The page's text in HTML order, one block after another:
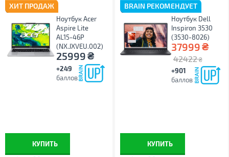
ХИТ ПРОДАЖ
Ноутбук Acer
Aspire Lite
AL15-46P
(NX.JXVEU.002)
25999₴
+249
баллов
КУПИТЬ
BRAIN РЕКОМЕНДУЕТ
Ноутбук Dell
Inspiron 3530
(3530-8026)
37999₴
42422 ₴
+901
баллов
КУПИТЬ